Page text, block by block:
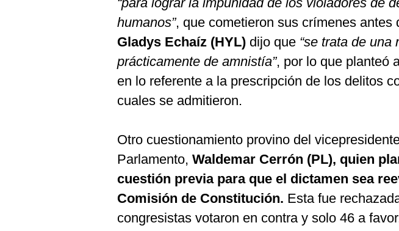
humanos”, que cometieron sus crímenes antes
Gladys Echaíz (HYL) dijo que “se trata de una
prácticamente de amnistía”, por lo que planteó
en lo referente a la prescripción de los delitos
cuales se admitieron.
Otro cuestionamiento provino del
Parlamento, Waldemar Cerrón (PL), quien
cuestión previa para que el dictamen sea
Comisión de Constitución. Esta fue
congresistas votaron en contra y solo 46 a